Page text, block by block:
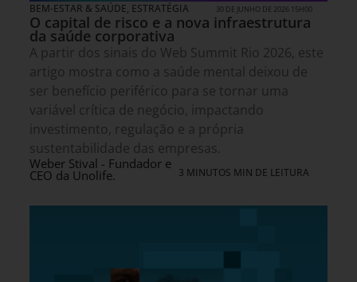
BEM-ESTAR & SAÚDE, ESTRATÉGIA 30 DE JUNHO DE 2026 15H00
O capital de risco e a nova infraestrutura
da saúde corporativa
A partir dos sinais do Web Summit Rio 2026, este
artigo mostra como a saúde mental deixou de
ser benefício periférico para se tornar uma
variável crítica de negócio, impactando
investimento, regulação e a própria
sustentabilidade das empresas.
Weber Stival - Fundador e
CEO da Unolife. 3 MINUTOS MIN DE LEITURA